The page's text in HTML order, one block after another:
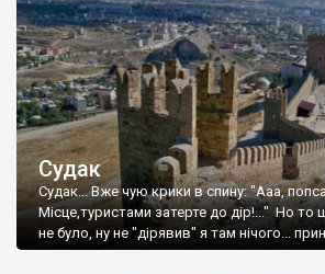
Судак
Судак... Вже чую крики в спину: "Ааа,
Місце,туристами затерте до дір!..." Но
не було, ну не "дірявив" я там нічого...